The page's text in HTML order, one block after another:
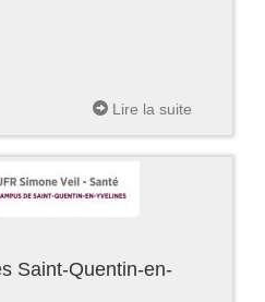
Lire la suite
Saint-Quentin-en-